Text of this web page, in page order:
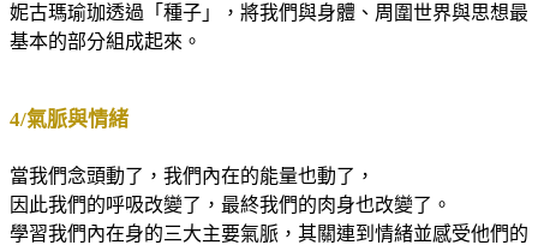
妮古瑪瑜珈透過「種子」，將我們與身體、周圍世界與思想最
基本的部分組成起來。
4/氣脈與情緒
當我們念頭動了，我們內在的能量也動了，
因此我們的呼吸改變了，最終我們的肉身也改變了。
學習我們內在身的三大主要氣脈，其關連到情緒並感受他們的